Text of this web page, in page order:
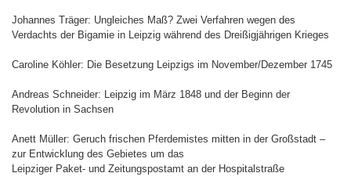
Johannes Träger: Ungleiches Maß? Zwei Verfahren wegen des
Verdachts der Bigamie in Leipzig während des Dreißigjährigen Krieges
Caroline Köhler: Die Besetzung Leipzigs im November/Dezember 1745
Andreas Schneider: Leipzig im März 1848 und der Beginn der
Revolution in Sachsen
Anett Müller: Geruch frischen Pferdemistes mitten in der Großstadt –
zur Entwicklung des Gebietes um das
Leipziger Paket- und Zeitungspostamt an der Hospitalstraße